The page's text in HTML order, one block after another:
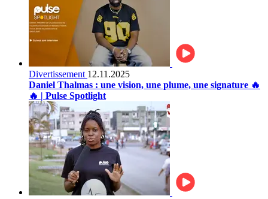
Divertissement 12.11.2025
Daniel Thalmas : une vision, une plume, une signature 🔥
🔥 | Pulse Spotlight